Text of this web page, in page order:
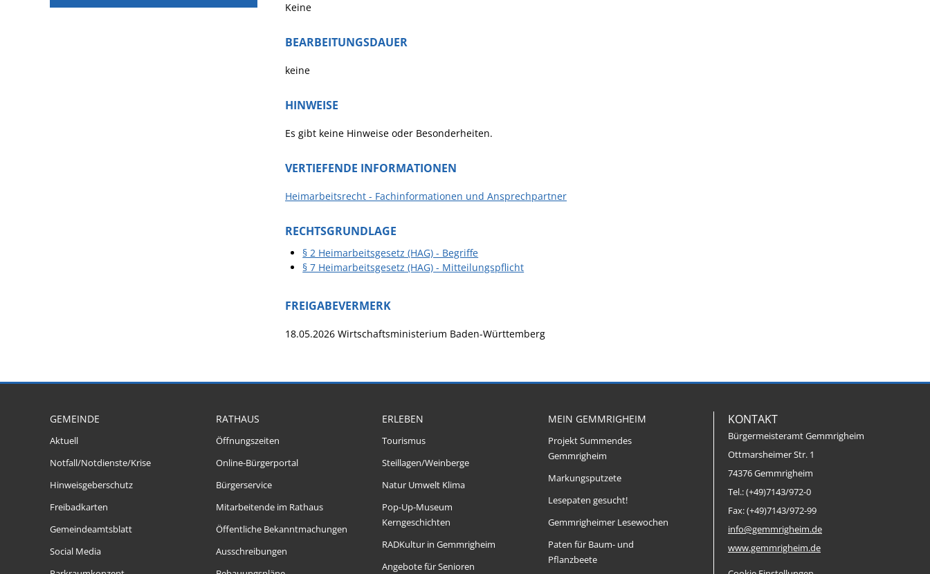
Keine
BEARBEITUNGSDAUER
keine
HINWEISE
Es gibt keine Hinweise oder Besonderheiten.
VERTIEFENDE INFORMATIONEN
Heimarbeitsrecht - Fachinformationen und Ansprechpartner
RECHTSGRUNDLAGE
§ 2 Heimarbeitsgesetz (HAG) - Begriffe
§ 7 Heimarbeitsgesetz (HAG) - Mitteilungspflicht
FREIGABEVERMERK
18.05.2026 Wirtschaftsministerium Baden-Württemberg
GEMEINDE
Aktuell
Notfall/Notdienste/Krise
Hinweisgeberschutz
Freibadkarten
Gemeindeamtsblatt
Social Media
RATHAUS
Öffnungszeiten
Online-Bürgerportal
Bürgerservice
Mitarbeitende im Rathaus
Öffentliche Bekanntmachungen
Ausschreibungen
ERLEBEN
Tourismus
Steillagen/Weinberge
Natur Umwelt Klima
Pop-Up-Museum
Kerngeschichten
RADKultur in Gemmrigheim
Angebote für Senioren
MEIN GEMMRIGHEIM
Projekt Summendes
Gemmrigheim
Markungsputzete
Lesepaten gesucht!
Gemmrigheimer Lesewochen
Paten für Baum- und
Pflanzbeete
KONTAKT
Bürgermeisteramt Gemmrigheim
Ottmarsheimer Str. 1
74376 Gemmrigheim
Tel.: (+49)7143/972-0
Fax: (+49)7143/972-99
info@gemmrigheim.de
www.gemmrigheim.de